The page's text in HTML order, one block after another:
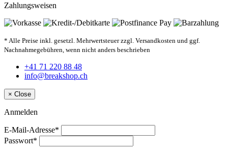
Zahlungsweisen
* Alle Preise inkl. gesetzl. Mehrwertsteuer zzgl. Versandkosten und ggf.
Nachnahmegebühren, wenn nicht anders beschrieben
+41 71 220 88 48
info@breakshop.ch
× Close
Anmelden
E-Mail-Adresse*
Passwort*